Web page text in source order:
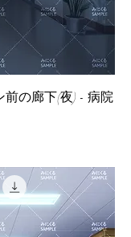
の廊下(夜) - 病院